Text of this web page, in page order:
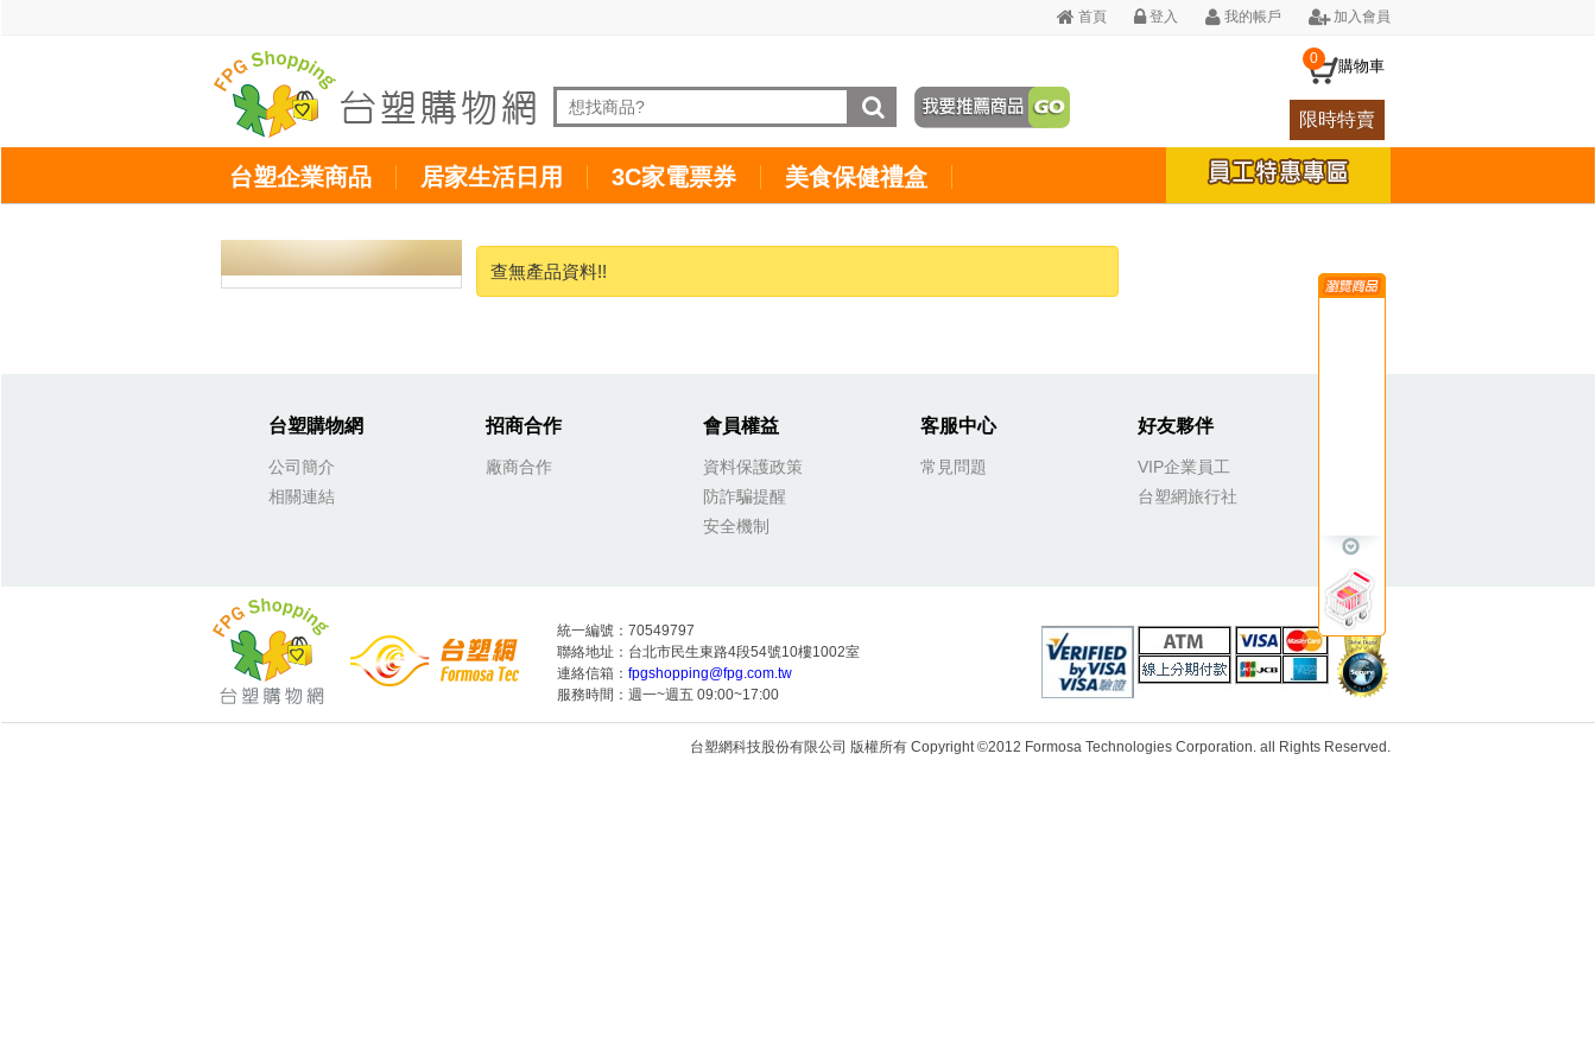
首頁 登入 我的帳戶 加入會員
0 購物車
限時特賣
台塑企業商品 居家生活日用 3C家電票券 美食保健禮盒
查無產品資料!!
台塑購物網
公司簡介
相關連結
招商合作
廠商合作
會員權益
資料保護政策
防詐騙提醒
安全機制
客服中心
常見問題
好友夥伴
VIP企業員工
台塑網旅行社
統一編號：70549797
聯絡地址：台北市民生東路4段54號10樓1002室
連絡信箱： fpgshopping@fpg.com.tw
服務時間：週一~週五 09:00~17:00
台塑網科技股份有限公司 版權所有 Copyright ©2012 Formosa Technologies Corporation. all Rights Reserved.